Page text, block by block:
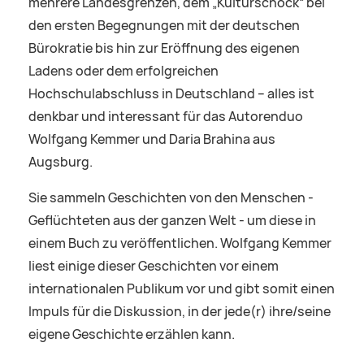
den ersten Begegnungen mit der deutschen
Bürokratie bis hin zur Eröffnung des eigenen
Ladens oder dem erfolgreichen
Hochschulabschluss in Deutschland – alles ist
denkbar und interessant für das Autorenduo
Wolfgang Kemmer und Daria Brahina aus
Augsburg.
Sie sammeln Geschichten von den Menschen -
Geflüchteten aus der ganzen Welt - um diese in
einem Buch zu veröffentlichen. Wolfgang Kemmer
liest einige dieser Geschichten vor einem
internationalen Publikum vor und gibt somit einen
Impuls für die Diskussion, in der jede(r) ihre/seine
eigene Geschichte erzählen kann.